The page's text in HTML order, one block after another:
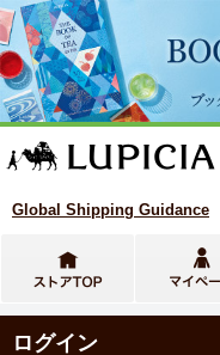
Global Shipping Guidance
ログイン